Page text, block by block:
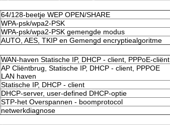
64/128-beetje WEP OPEN/SHARE
WPA-psk/wpa2-PSK
WPA-psk/wpa2-PSK gemengde modus
AUTO, AES, TKIP en Gemengd encryptiealgoritme
WAN-haven Statische IP, DHCP - client, PPPoE-cliënt
AP Cliëntbrug, Statische IP, DHCP - client, PPPOE
LAN haven
Statische IP, DHCP - client
DHCP-server, user-defined DHCP-optie
STP-het Overspannen - boomprotocol
netwerkdiagnose